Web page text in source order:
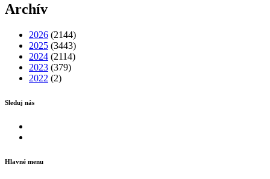
Archív
2026 (2144)
2025 (3443)
2024 (2114)
2023 (379)
2022 (2)
Sleduj nás
Hlavné menu